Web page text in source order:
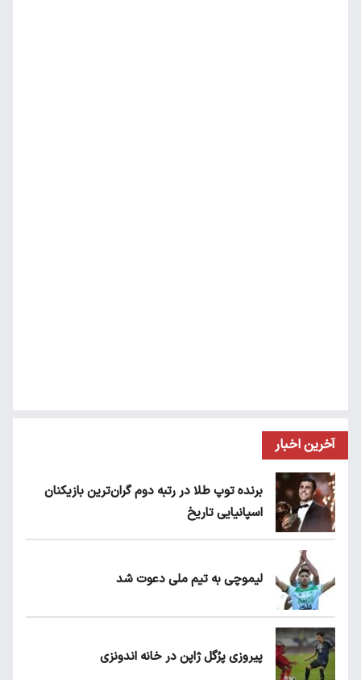
آخرین اخبار
برنده توپ طلا در رتبه دوم گران‌ترین بازیکنان
اسپانیایی تاریخ
لیموچی به تیم ملی دعوت شد
پیروزی پرُگل ژاپن در خانه اندونزی